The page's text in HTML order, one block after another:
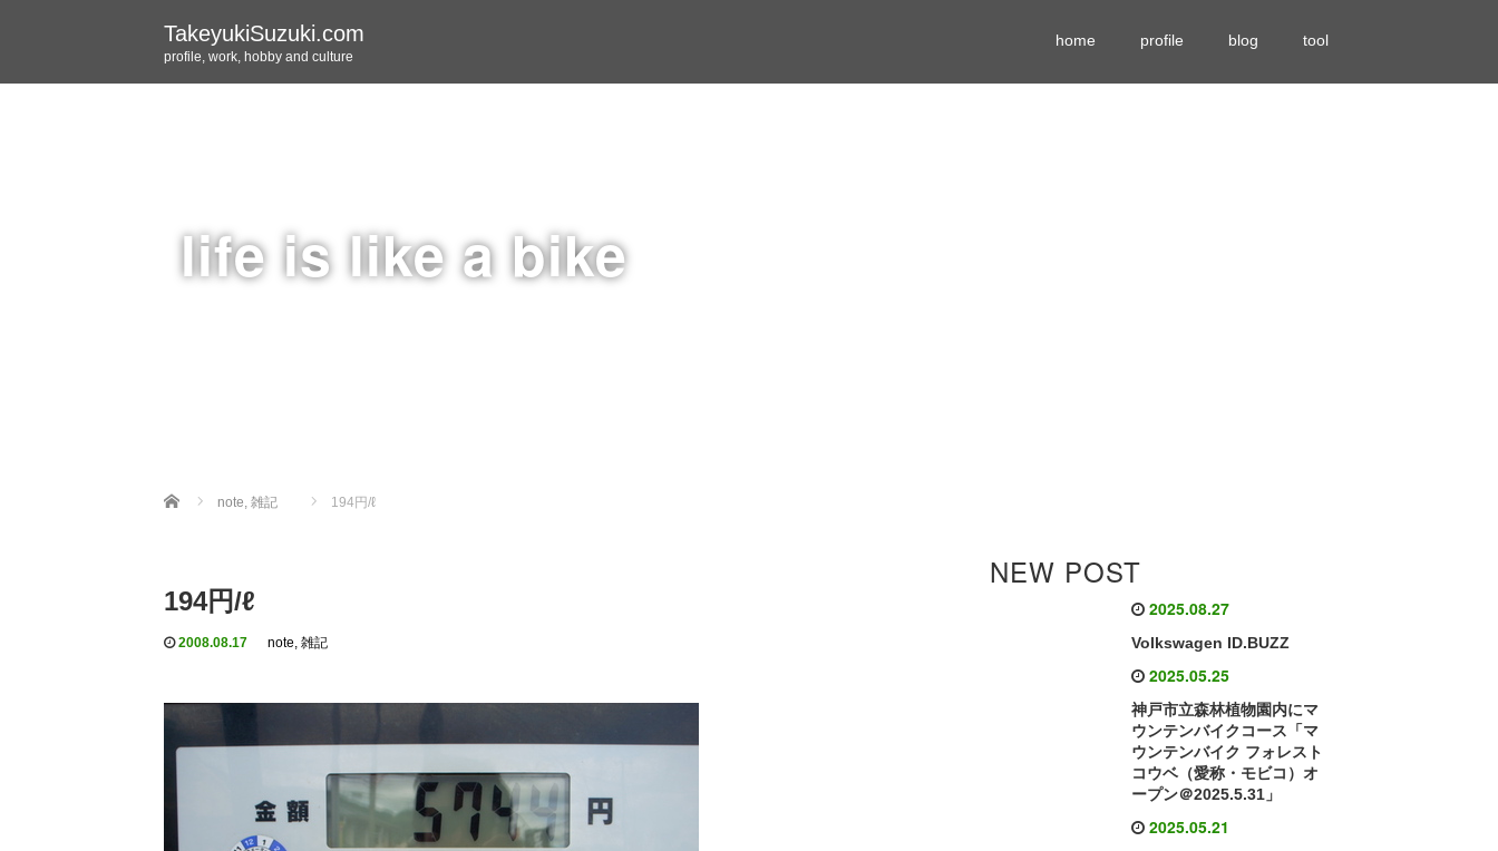
TakeyukiSuzuki.com
profile, work, hobby and culture
home profile blog tool
life is like a bike
Home note, 雑記 194円/ℓ
194円/ℓ
2008.08.17 note, 雑記
NEW POST
2025.08.27
Volkswagen ID.BUZZ
2025.05.25
神戸市立森林植物園内にマ
ウンテンバイクコース「マ
ウンテンバイク フォレスト
コウベ（愛称・モビコ）オ
ープン＠2025.5.31」
2025.05.21